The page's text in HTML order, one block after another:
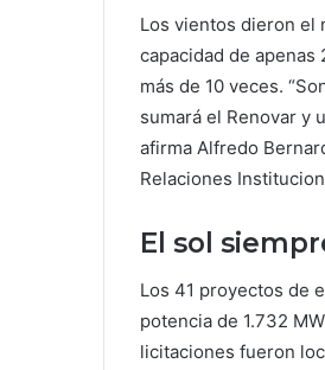
Los vientos dieron el
capacidad de
más de 10 veces.
sumará el Renovar y
afirma Alfredo
Relaciones
El sol
Los 41 proyectos de
potencia de 1.732
licitaciones fueron